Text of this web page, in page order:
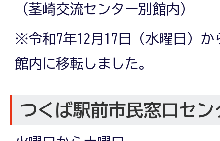
（茎崎交流センター別館内）
※令和7年12月17日（水曜日）か
館内に移転しました。
つくば駅前市民窓口セン